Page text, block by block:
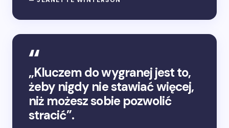
„Kluczem do wygranej jest to,
żeby nigdy nie stawiać więcej,
niż możesz sobie pozwolić
stracić”.